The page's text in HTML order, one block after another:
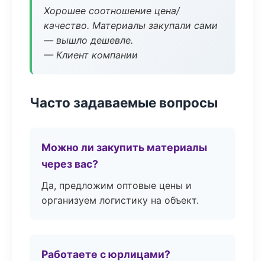
Хорошее соотношение цена/
качество. Материалы закупали сами
— вышло дешевле.
— Клиент компании
Часто задаваемые вопросы
Можно ли закупить материалы
через вас?
Да, предложим оптовые цены и
организуем логистику на объект.
Работаете с юрлицами?